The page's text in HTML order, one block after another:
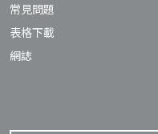
常見問題
表格下載
網誌